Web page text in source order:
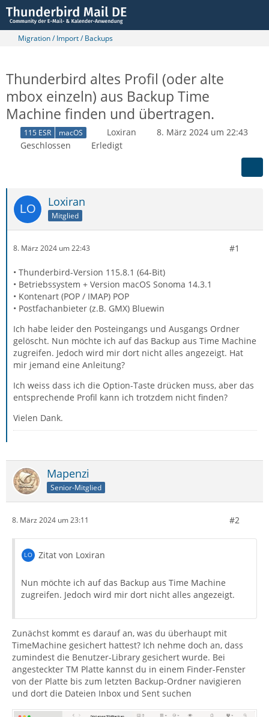
Migration / Import / Backups
Thunderbird altes Profil (oder alte
mbox einzeln) aus Backup Time
Machine finden und übertragen.
115 ESR macOS Loxiran
8. März 2024 um 22:43
Geschlossen
Erledigt
Loxiran
Mitglied
8. März 2024 um 22:43 #1
• Thunderbird-Version 115.8.1 (64-Bit)
• Betriebssystem + Version macOS Sonoma 14.3.1
• Kontenart (POP / IMAP) POP
• Postfachanbieter (z.B. GMX) Bluewin
Ich habe leider den Posteingangs und Ausgangs Ordner
gelöscht. Nun möchte ich auf das Backup aus Time Machine
zugreifen. Jedoch wird mir dort nicht alles angezeigt. Hat
mir jemand eine Anleitung?
Ich weiss dass ich die Option-Taste drücken muss, aber das
entsprechende Profil kann ich trotzdem nicht finden?
Vielen Dank.
Mapenzi
Senior-Mitglied
8. März 2024 um 23:11 #2
Zitat von Loxiran
Nun möchte ich auf das Backup aus Time Machine
zugreifen. Jedoch wird mir dort nicht alles angezeigt.
Zunächst kommt es darauf an, was du überhaupt mit
TimeMachine gesichert hattest? Ich nehme doch an, dass
zumindest die Benutzer-Library gesichert wurde. Bei
angesteckter TM Platte kannst du in einem Finder-Fenster
von der Platte bis zum letzten Backup-Ordner navigieren
und dort die Dateien Inbox und Sent suchen